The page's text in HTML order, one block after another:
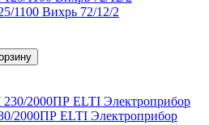
1100 Вихрь 72/12/2
2000ПР ELTI Электроприбор